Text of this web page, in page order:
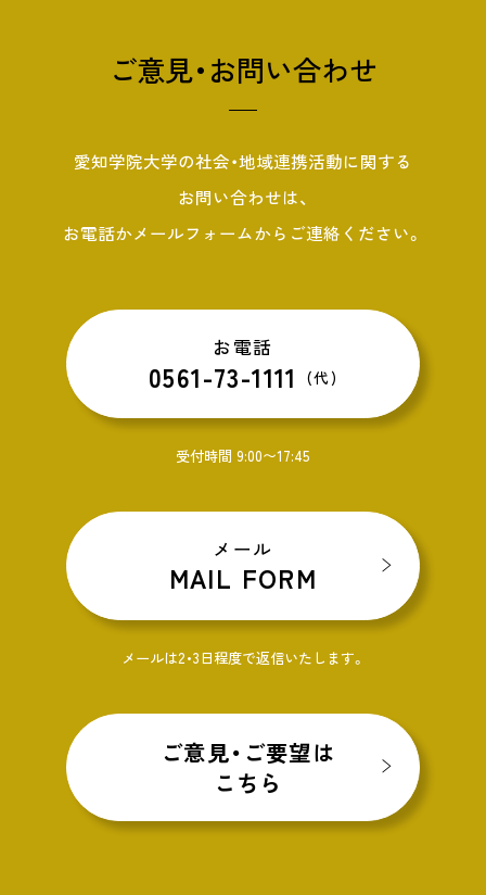
ご意見・お問い合わせ
愛知学院大学の社会・地域連携活動に関する
お問い合わせは、
お電話かメールフォームからご連絡ください。
お電話
0561-73-1111 (代)
受付時間 9:00〜17:45
メール
MAIL FORM
メールは2・3日程度で返信いたします。
ご意見・ご要望は
こちら